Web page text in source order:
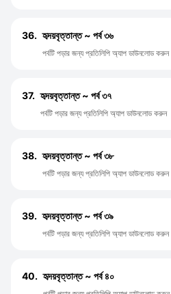
36. হৃদয়বৃত্তান্ত ~ পর্ব ৩৬
পর্বটি পড়ার জন্য প্রতিলিপি অ্যাপ ডাউনলোড করুন
37. হৃদয়বৃত্তান্ত ~ পর্ব ৩৭
পর্বটি পড়ার জন্য প্রতিলিপি অ্যাপ ডাউনলোড করুন
38. হৃদয়বৃত্তান্ত ~ পর্ব ৩৮
পর্বটি পড়ার জন্য প্রতিলিপি অ্যাপ ডাউনলোড করুন
39. হৃদয়বৃত্তান্ত ~ পর্ব ৩৯
পর্বটি পড়ার জন্য প্রতিলিপি অ্যাপ ডাউনলোড করুন
40. হৃদয়বৃত্তান্ত ~ পর্ব ৪০